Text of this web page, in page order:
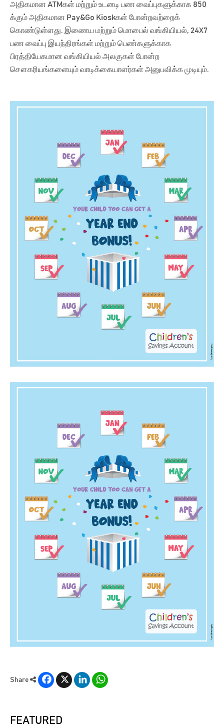
அதிகமான ATMகள் மற்றும் உடனடி பண வைப்புகளுக்காக 850
க்கும் அதிகமான Pay&Go Kioskகள் போன்றவற்றைக்
கொண்டுள்ளது. இணைய மற்றும் மொபைல் வங்கியியல், 24X7
பண வைப்பு இயந்திரங்கள் மற்றும் பெண்களுக்காக
பிரத்தியேகமான வங்கியியல் அலகுகள் போன்ற
சௌகரியங்களையும் வாடிக்கையாளர்கள் அனுபவிக்க முடியும்.
Share
Facebook
X LinkedIn
FEATURED